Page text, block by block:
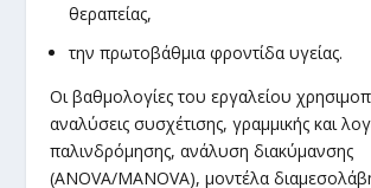
θεραπείας,
την πρωτοβάθμια φροντίδα υγείας.
Οι βαθμολογίες του εργαλείου
αναλύσεις συσχέτισης, γραμμικής και
παλινδρόμησης, ανάλυση διακύμανσης
(ANOVA/MANOVA), μοντέλα